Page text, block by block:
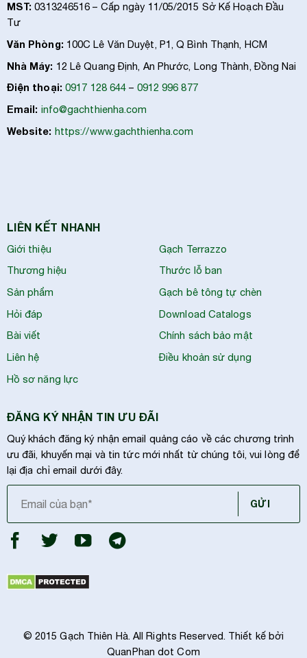
MST: 0313246516 – Cấp ngày 11/05/2015 Sở Kế Hoạch Đầu
Tư
Văn Phòng: 100C Lê Văn Duyệt, P1, Q Bình Thạnh, HCM
Nhà Máy: 12 Lê Quang Định, An Phước, Long Thành, Đồng Nai
Điện thoại: 0917 128 644 – 0912 996 877
Email: info@gachthienha.com
Website: https://www.gachthienha.com
LIÊN KẾT NHANH
Giới thiệu
Thương hiệu
Sản phẩm
Hỏi đáp
Bài viết
Liên hệ
Hồ sơ năng lực
Gạch Terrazzo
Thước lỗ ban
Gạch bê tông tự chèn
Download Catalogs
Chính sách bảo mật
Điều khoản sử dụng
ĐĂNG KÝ NHẬN TIN ƯU ĐÃI
Quý khách đăng ký nhận email quảng cáo về các chương trình
ưu đãi, khuyến mại và tin tức mới nhất từ chúng tôi, vui lòng để
lại địa chỉ email dưới đây.
© 2015 Gạch Thiên Hà. All Rights Reserved. Thiết kế bởi
QuanPhan dot Com